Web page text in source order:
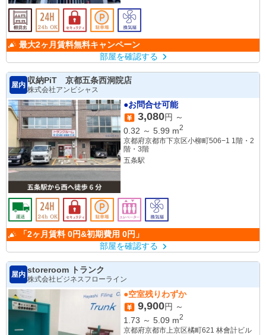
最大2ヶ月賃料無料キャンペーン
部屋を確認する
屋内
収納PiT 京都五条西洞院店
株式会社アンビシャス
●お問合せ可能
3,080円 ～
0.32 ～ 5.99 m2
京都府京都市下京区小柳町506−1 1階・2
階・3階
五条駅
「2ヶ月賃料 0円&初期費用 0円」
部屋を確認する
屋内
storeroom トランク
株式会社ビジネスフローライン
●空室残りわずか
9,900円 ～
1.73 ～ 5.09 m2
京都府京都市上京区橘町621 林會計ビル